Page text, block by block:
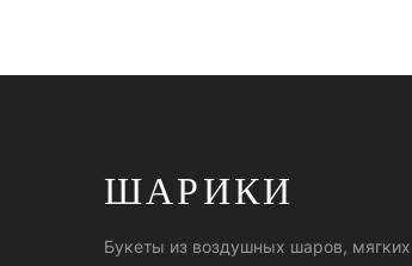
ШАРИКИ
Букеты из воздушных шаров, мягких